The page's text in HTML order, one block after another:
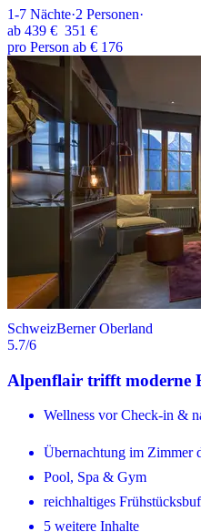
1-7 Nächte·2 Personen·
ab 439 € 351 €
pro Person ab € 176
SchweizBerner Oberland
5.7/6
Alpenflair trifft moderne
Wellness vor Check-in &
Übernachtung im Zimmer
Pool, Spa & Gym
reichhaltiges
5 weitere Inhalte